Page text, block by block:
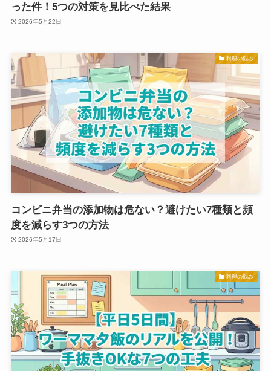
った件！5つの対策を見比べた結果
2026年5月22日
料理の悩み
コンビニ弁当の添加物は危ない？避けたい7種類と頻
度を減らす3つの方法
2026年5月17日
料理の悩み